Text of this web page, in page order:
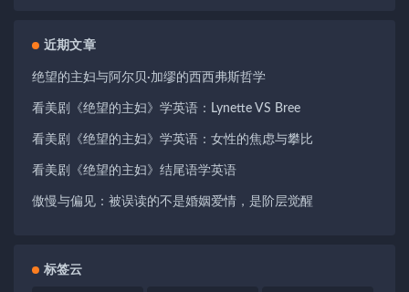
近期文章
绝望的主妇与阿尔贝·加缪的西西弗斯哲学
看美剧《绝望的主妇》学英语：Lynette VS Bree
看美剧《绝望的主妇》学英语：女性的焦虑与攀比
看美剧《绝望的主妇》结尾语学英语
傲慢与偏见：被误读的不是婚姻爱情，是阶层觉醒
标签云